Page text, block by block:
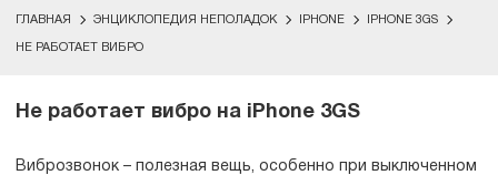
ГЛАВНАЯ ЭНЦИКЛОПЕДИЯ НЕПОЛАДОК IPHONE IPHONE 3GS
НЕ РАБОТАЕТ ВИБРО
Не работает вибро на iPhone 3GS
Виброзвонок – полезная вещь, особенно при выключенном